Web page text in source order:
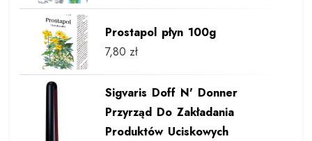
Prostapol płyn 100g
7,80 zł
Sigvaris Doff N' Donner
Przyrząd Do Zakładania
Produktów Uciskowych